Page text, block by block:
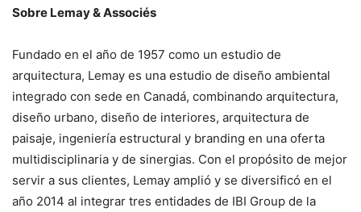
Sobre Lemay & Associés
Fundado en el año de 1957 como un estudio de
arquitectura, Lemay es una estudio de diseño ambiental
integrado con sede en Canadá, combinando arquitectura,
diseño urbano, diseño de interiores, arquitectura de
paisaje, ingeniería estructural y branding en una oferta
multidisciplinaria y de sinergias. Con el propósito de mejor
servir a sus clientes, Lemay amplió y se diversificó en el
año 2014 al integrar tres entidades de IBI Group de la